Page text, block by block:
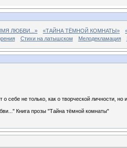
ЛЮБВИ...» «ТАЙНА ТЁМНОЙ КОМНАТЫ»
Стихи на латышском Мелодекламация
о себе не только, как о творческой личности,
Книга прозы "Тайна тёмной комнаты"